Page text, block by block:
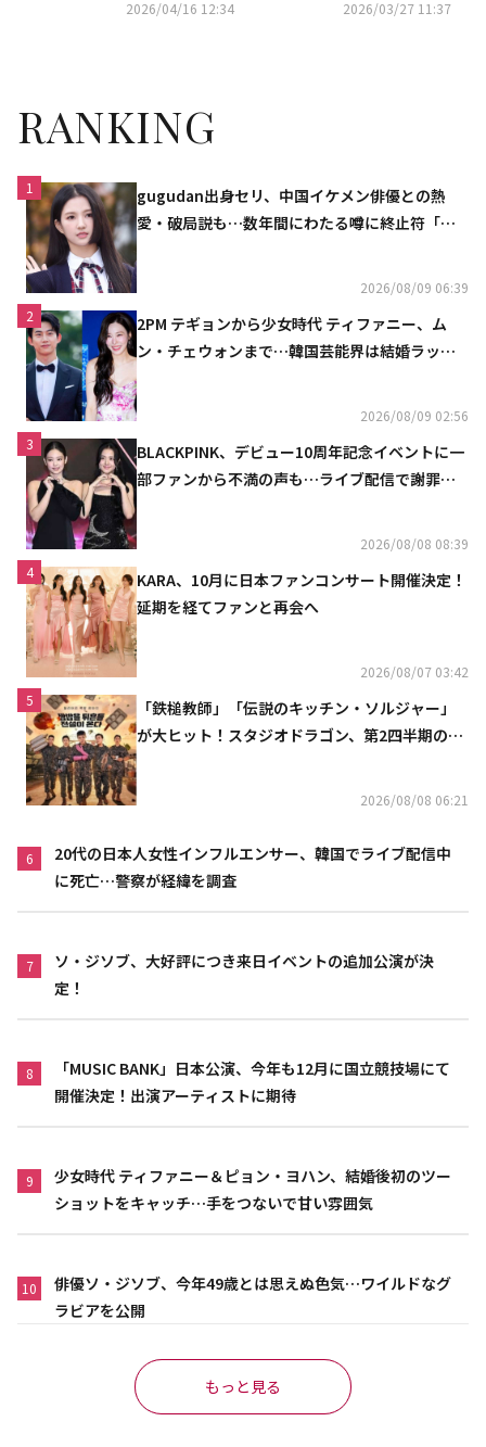
2026/04/16 12:34 2026/03/27 11:37
RANKING
1
gugudan出身セリ、中国イケメン俳優との熱
愛・破局説も…数年間にわたる噂に終止符「邪
2026/08/09 06:39
2
2PM テギョンから少女時代 ティファニー、ム
ン・チェウォンまで…韓国芸能界は結婚ラッシ
2026/08/09 02:56
3
BLACKPINK、デビュー10周年記念イベントに一
部ファンから不満の声も…ライブ配信で謝罪
2026/08/08 08:39
4
KARA、10月に日本ファンコンサート開催決定！
延期を経てファンと再会へ
2026/08/07 03:42
5
「鉄槌教師」「伝説のキッチン・ソルジャー」
が大ヒット！スタジオドラゴン、第2四半期の売
2026/08/08 06:21
6
20代の日本人女性インフルエンサー、韓国でライブ配信中
に死亡…警察が経緯を調査
7
ソ・ジソブ、大好評につき来日イベントの追加公演が決
定！
8
「MUSIC BANK」日本公演、今年も12月に国立競技場にて
開催決定！出演アーティストに期待
9
少女時代 ティファニー＆ピョン・ヨハン、結婚後初のツー
ショットをキャッチ…手をつないで甘い雰囲気
10
俳優ソ・ジソブ、今年49歳とは思えぬ色気…ワイルドなグ
ラビアを公開
もっと見る